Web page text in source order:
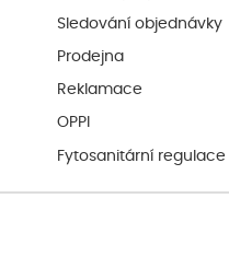
Sledování objednávky
Prodejna
Reklamace
OPPI
Fytosanitární regulace